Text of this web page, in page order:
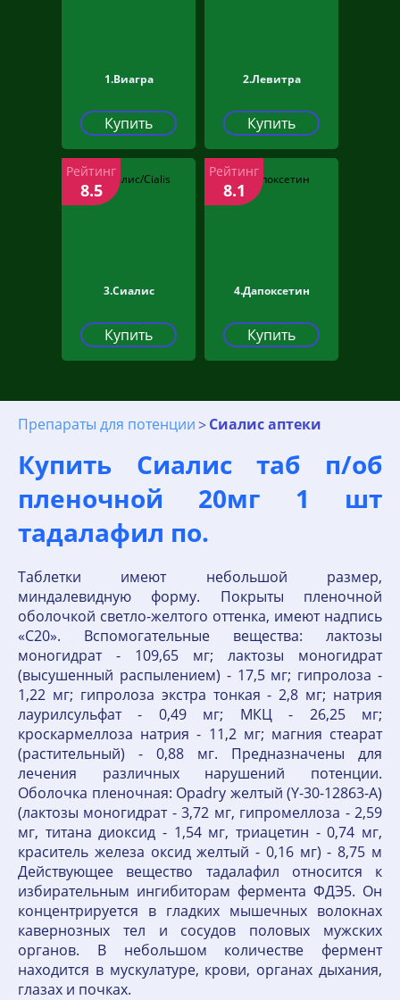
1.Виагра
Купить
2.Левитра
Купить
3.Сиалис
Купить
Рейтинг
8.5
4.Дапоксетин
Купить
Рейтинг
8.1
Препараты для потенции Сиалис аптеки
Купить Сиалис таб п/об
пленочной 20мг 1 шт
тадалафил по.
Таблетки имеют небольшой размер,
миндалевидную форму. Покрыты пленочной
оболочкой светло-желтого оттенка, имеют надпись
«С20». Вспомогательные вещества: лактозы
моногидрат - 109,65 мг; лактозы моногидрат
(высушенный распылением) - 17,5 мг; гипролоза -
1,22 мг; гипролоза экстра тонкая - 2,8 мг; натрия
лаурилсульфат - 0,49 мг; МКЦ - 26,25 мг;
кроскармеллоза натрия - 11,2 мг; магния стеарат
(растительный) - 0,88 мг. Предназначены для
лечения различных нарушений потенции.
Оболочка пленочная: Opadry желтый (Y-30-12863-A)
(лактозы моногидрат - 3,72 мг, гипромеллоза - 2,59
мг, титана диоксид - 1,54 мг, триацетин - 0,74 мг,
краситель железа оксид желтый - 0,16 мг) - 8,75 м
Действующее вещество тадалафил относится к
избирательным ингибиторам фермента ФДЭ5. Он
концентрируется в гладких мышечных волокнах
кавернозных тел и сосудов половых мужских
органов. В небольшом количестве фермент
находится в мускулатуре, крови, органах дыхания,
глазах и почках.